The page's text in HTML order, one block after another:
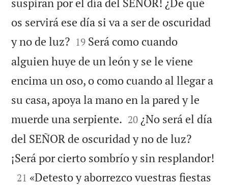
os servirá ese día si va a ser de oscuridad
y no de luz?
19 Será como cuando
alguien huye de un león y se le viene
encima un oso, o como cuando al llegar a
su casa, apoya la mano en la pared y le
muerde una serpiente. 

20 ¿No será el día
del SEÑOR de oscuridad y no de luz?
¡Será por cierto sombrío y sin resplandor!

21 «Detesto y aborrezco vuestras fiestas